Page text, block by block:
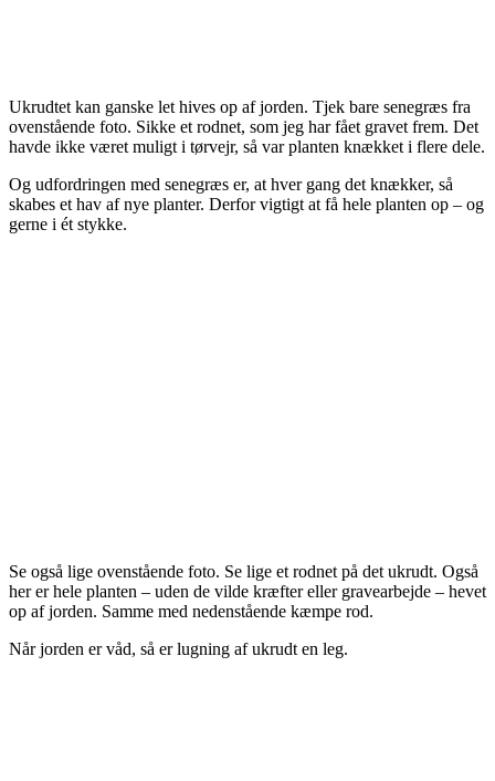
Ukrudtet kan ganske let hives op af jorden. Tjek bare senegræs fra
ovenstående foto. Sikke et rodnet, som jeg har fået gravet frem. Det
havde ikke været muligt i tørvejr, så var planten knækket i flere dele.
Og udfordringen med senegræs er, at hver gang det knækker, så
skabes et hav af nye planter. Derfor vigtigt at få hele planten op – og
gerne i ét stykke.
Se også lige ovenstående foto. Se lige et rodnet på det ukrudt. Også
her er hele planten – uden de vilde kræfter eller gravearbejde – hevet
op af jorden. Samme med nedenstående kæmpe rod.
Når jorden er våd, så er lugning af ukrudt en leg.